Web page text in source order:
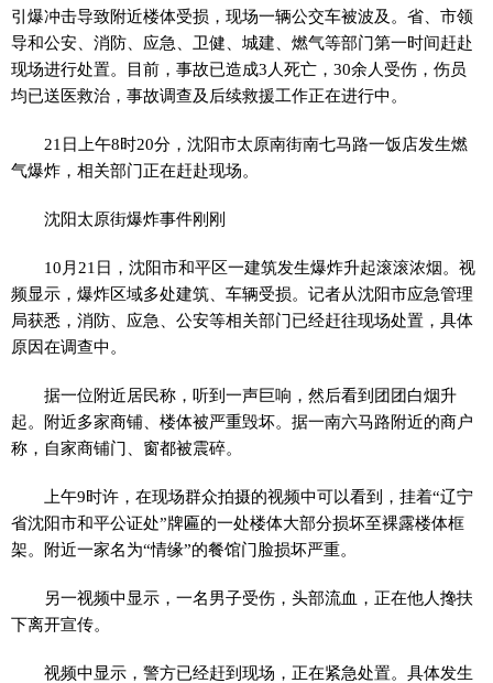
引爆冲击导致附近楼体受损，现场一辆公交车被波及。省、市领
导和公安、消防、应急、卫健、城建、燃气等部门第一时间赶赴
现场进行处置。目前，事故已造成3人死亡，30余人受伤，伤员
均已送医救治，事故调查及后续救援工作正在进行中。
21日上午8时20分，沈阳市太原南街南七马路一饭店发生燃
气爆炸，相关部门正在赶赴现场。
沈阳太原街爆炸事件刚刚
10月21日，沈阳市和平区一建筑发生爆炸升起滚滚浓烟。视
频显示，爆炸区域多处建筑、车辆受损。记者从沈阳市应急管理
局获悉，消防、应急、公安等相关部门已经赶往现场处置，具体
原因在调查中。
据一位附近居民称，听到一声巨响，然后看到团团白烟升
起。附近多家商铺、楼体被严重毁坏。据一南六马路附近的商户
称，自家商铺门、窗都被震碎。
上午9时许，在现场群众拍摄的视频中可以看到，挂着“辽宁
省沈阳市和平公证处”牌匾的一处楼体大部分损坏至裸露楼体框
架。附近一家名为“情缘”的餐馆门脸损坏严重。
另一视频中显示，一名男子受伤，头部流血，正在他人搀扶
下离开宣传。
视频中显示，警方已经赶到现场，正在紧急处置。具体发生